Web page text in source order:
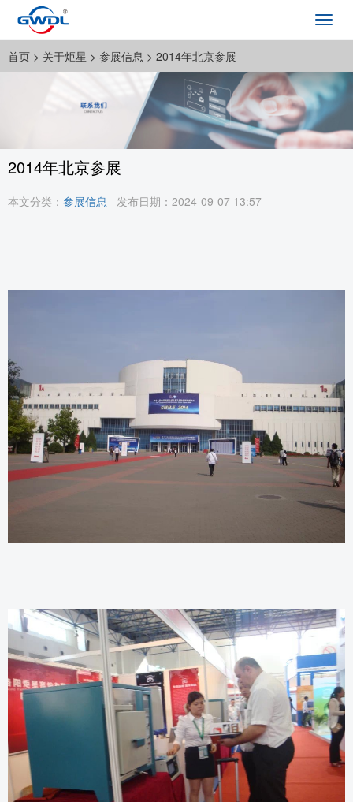
首页 > 关于炬星 > 参展信息 > 2014年北京参展
2014年北京参展
本文分类： 参展信息 发布日期：2024-09-07 13:57